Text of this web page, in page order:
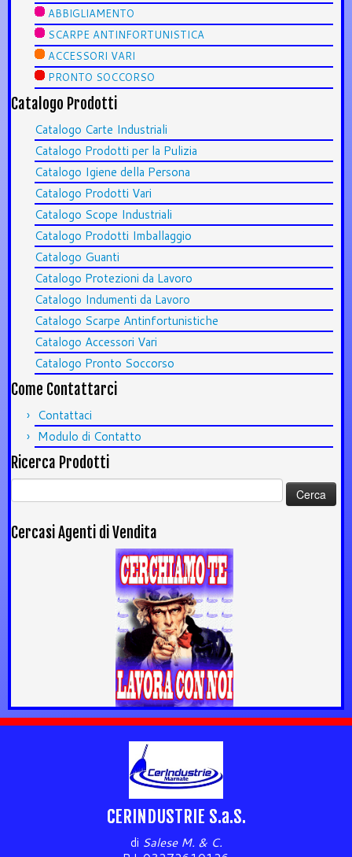
ABBIGLIAMENTO
SCARPE ANTINFORTUNISTICA
ACCESSORI VARI
PRONTO SOCCORSO
Catalogo Prodotti
Catalogo Carte Industriali
Catalogo Prodotti per la Pulizia
Catalogo Igiene della Persona
Catalogo Prodotti Vari
Catalogo Scope Industriali
Catalogo Prodotti Imballaggio
Catalogo Guanti
Catalogo Protezioni da Lavoro
Catalogo Indumenti da Lavoro
Catalogo Scarpe Antinfortunistiche
Catalogo Accessori Vari
Catalogo Pronto Soccorso
Come Contattarci
Contattaci
Modulo di Contatto
Ricerca Prodotti
Ricerca
per:
Cercasi Agenti di Vendita
CERINDUSTRIE S.a.S.
di Salese M. & C.